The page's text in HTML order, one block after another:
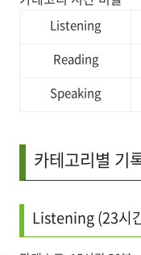
Listening
Reading
Speaking
카테고리별 기
Listening (23시